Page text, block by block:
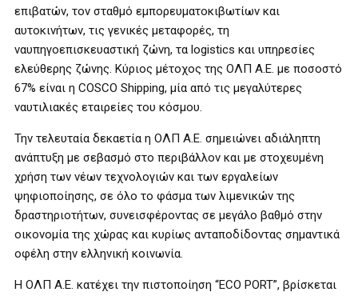
επιβατών, τον σταθμό εμπορευματοκιβωτίων και
αυτοκινήτων, τις γενικές μεταφορές, τη
ναυπηγοεπισκευαστική ζώνη, τα logistics και υπηρεσίες
ελεύθερης ζώνης. Κύριος μέτοχος της ΟΛΠ Α.Ε. με ποσοστό
67% είναι η COSCO Shipping, μία από τις μεγαλύτερες
ναυτιλιακές εταιρείες του κόσμου.
Την τελευταία δεκαετία η ΟΛΠ Α.Ε. σημειώνει αδιάληπτη
ανάπτυξη με σεβασμό στο περιβάλλον και με στοχευμένη
χρήση των νέων τεχνολογιών και των εργαλείων
ψηφιοποίησης, σε όλο το φάσμα των λιμενικών της
δραστηριοτήτων, συνεισφέροντας σε μεγάλο βαθμό στην
οικονομία της χώρας και κυρίως ανταποδίδοντας σημαντικά
οφέλη στην ελληνική κοινωνία.
Η ΟΛΠ Α.Ε. κατέχει την πιστοποίηση “ECO PORT”, βρίσκεται